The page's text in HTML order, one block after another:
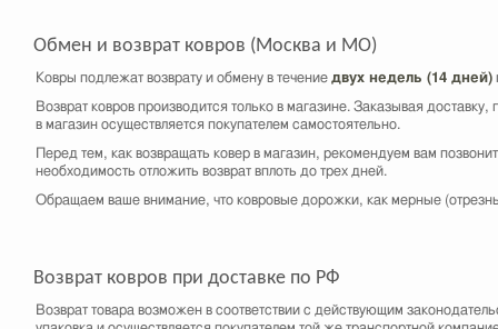
Обмен и возврат ковров (Москва и МО)
Ковры подлежат возврату и обмену в течение двух недель (14 дней)
Возврат ковров производится только в магазине. Заказывая
в магазин осуществляется покупателем самостоятельно.
Перед тем, как возвращать ковер в магазин, рекомендуем вам
необходимость отложить возврат вплоть до трех дней.
Обращаем ваше внимание, что ковровые дорожки, как мерные
Возврат ковров при доставке по РФ
Возврат товара возможен в соответствии с действующим